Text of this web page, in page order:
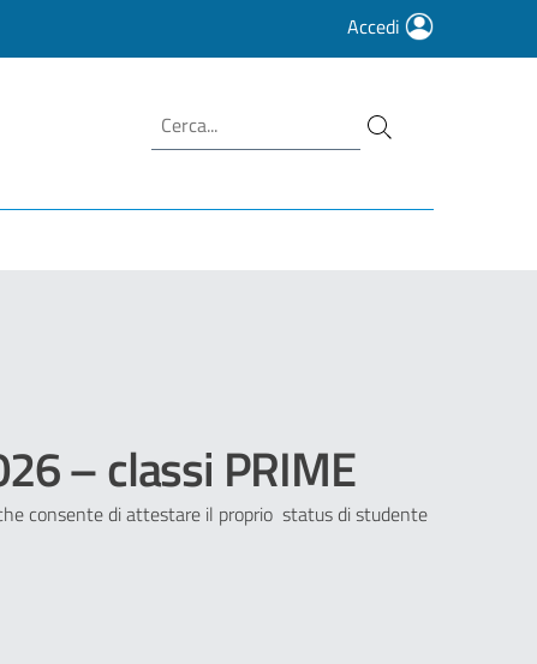
Accedi
– classi PRIME
consente di attestare il proprio status di studente